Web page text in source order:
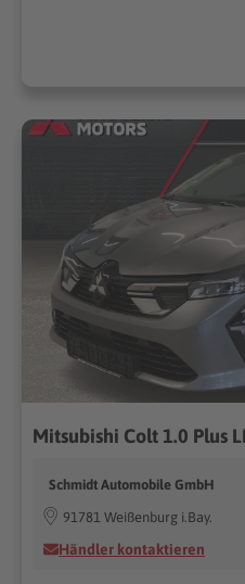
Schmidt Automobile GmbH
91781 Weißenburg i.Bay.
Händler kontaktieren